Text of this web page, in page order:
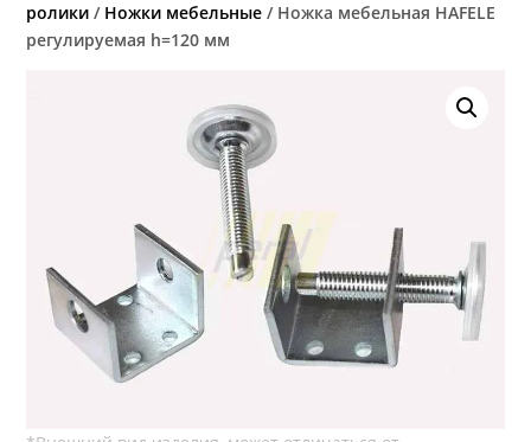
ролики / Ножки мебельные / Ножка мебельная HAFELE
регулируемая h=120 мм